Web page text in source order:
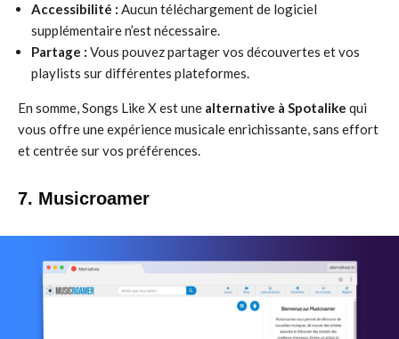
Accessibilité : Aucun téléchargement de logiciel
supplémentaire n’est nécessaire.
Partage : Vous pouvez partager vos découvertes et vos
playlists sur différentes plateformes.
En somme, Songs Like X est une alternative à Spotalike qui
vous offre une expérience musicale enrichissante, sans effort
et centrée sur vos préférences.
7. Musicroamer